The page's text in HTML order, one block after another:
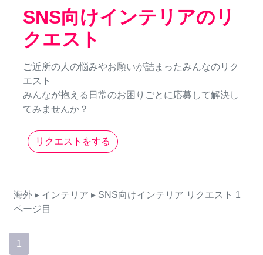
SNS向けインテリアのリ
クエスト
ご近所の人の悩みやお願いが詰まったみんなのリク
エスト
みんなが抱える日常のお困りごとに応募して解決し
てみませんか？
リクエストをする
海外 ▸ インテリア ▸ SNS向けインテリア リクエスト 1
ページ目
1